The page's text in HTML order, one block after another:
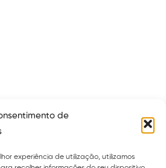
de
experiência de utilização, utilizamos